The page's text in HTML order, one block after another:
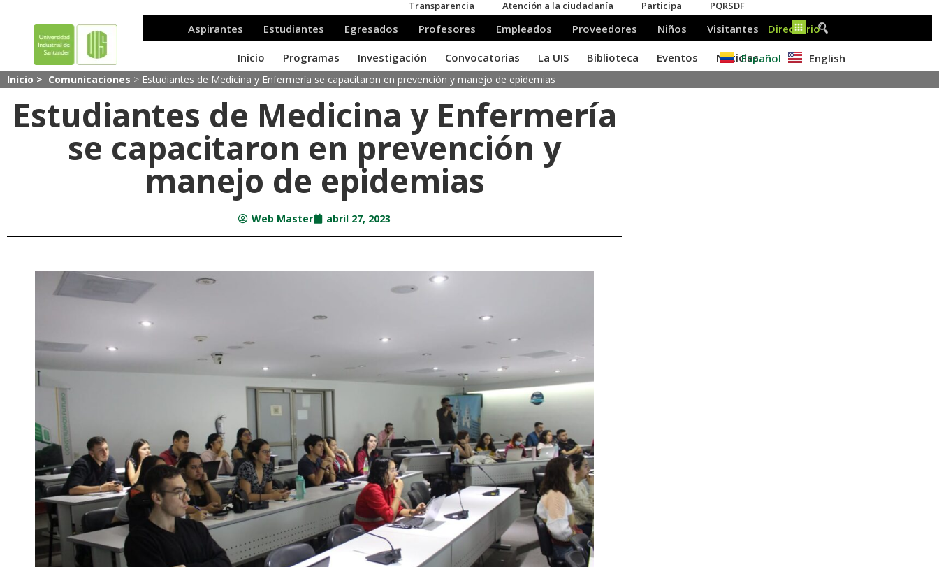
Español English
Inicio > Comunicaciones > Estudiantes de Medicina y Enfermería se capacitaron en prevención y manejo de epidemias
Estudiantes de Medicina y Enfermería
se capacitaron en prevención y
manejo de epidemias
Web Master abril 27, 2023